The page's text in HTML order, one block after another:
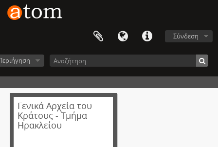
Σύνδεση
Γενικά Αρχεία του
Κράτους - Τμήμα
Ηρακλείου